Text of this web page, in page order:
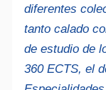
diferentes
tanto calado
de estudio de
360 ECTS, el